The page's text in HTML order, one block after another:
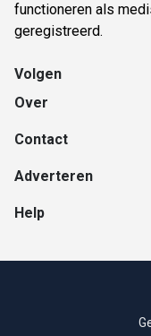
functioneren als
geregistreerd.
Volgen
Over
Contact
Adverteren
Help